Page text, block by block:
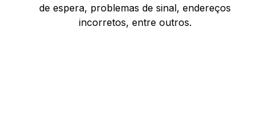
de espera, problemas de sinal, endereços
incorretos, entre outros.